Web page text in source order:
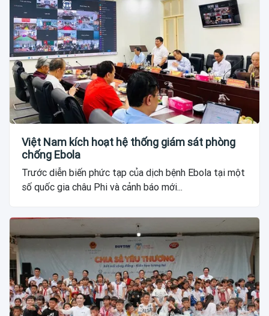
Việt Nam kích hoạt hệ thống giám sát phòng
chống Ebola
Trước diễn biến phức tạp của dịch bệnh Ebola tại một
số quốc gia châu Phi và cảnh báo mới...